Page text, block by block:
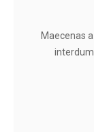
Maecenas